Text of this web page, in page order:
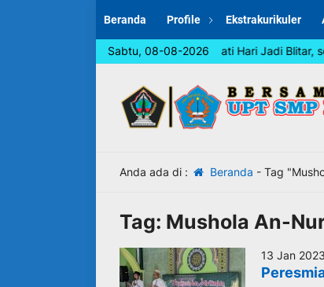
Beranda Profile Ekstrakurikuler
Sabtu, 08-08-2026
Dalam rangka memperingati Hari Jadi Blitar,
Anda ada di : Beranda - Tag
Tag: Mushola An-
13 Jan